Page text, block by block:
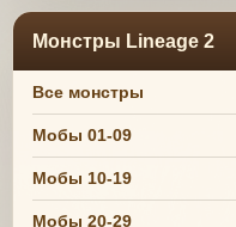
Монстры Lineage 2
Все монстры
Мобы 01-09
Мобы 10-19
Мобы 20-29